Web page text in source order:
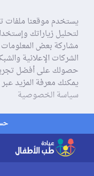
يستخدم موقعنا ملفات
لتحليل زياراتك
الشركات الإعلانية
حصولك على أفضل
يمكنك معرفة المزيد
سياسة الخصوصية